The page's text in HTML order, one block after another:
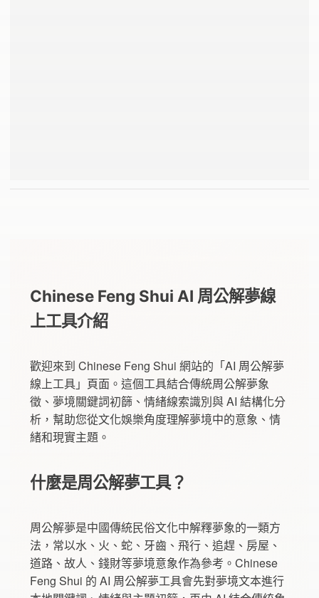
Chinese Feng Shui AI 周公解夢線
上工具介紹
歡迎來到 Chinese Feng Shui 網站的「AI 周公解夢
線上工具」頁面。這個工具結合傳統周公解夢象
徵、夢境關鍵詞初篩、情緒線索識別與 AI 結構化分
析，幫助您從文化娛樂角度理解夢境中的意象、情
緒和現實主題。
什麼是周公解夢工具？
周公解夢是中國傳統民俗文化中解釋夢象的一類方
法，常以水、火、蛇、牙齒、飛行、追趕、房屋、
道路、故人、錢財等夢境意象作為參考。Chinese
Feng Shui 的 AI 周公解夢工具會先對夢境文本進行